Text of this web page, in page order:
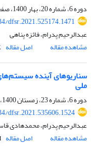
دوره 6، شماره 20، بهار 1400، صفحه
dfsr.2021.525174.1471
عبدالرحیم پدرام، فائزه پناهی
مشاهده مقاله
اصل مقاله
ملی
دوره 6، شماره 23، زمستان 1400، صفحه
dfsr.2021.535606.1524
عبدالرحیم پدرام، محمدهادی
مشاهده مقاله
اصل مقاله